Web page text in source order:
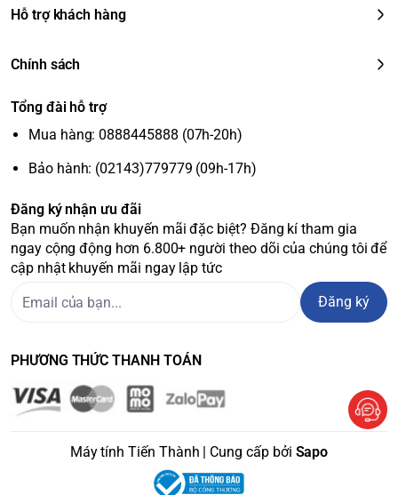
Hỗ trợ khách hàng
Chính sách
Tổng đài hỗ trợ
Mua hàng: 0888445888 (07h-20h)
Bảo hành: (02143)779779 (09h-17h)
Đăng ký nhận ưu đãi
Bạn muốn nhận khuyến mãi đặc biệt? Đăng kí tham gia
ngay cộng động hơn 6.800+ người theo dõi của chúng tôi để
cập nhật khuyến mãi ngay lập tức
Đăng ký
PHƯƠNG THỨC THANH TOÁN
Máy tính Tiến Thành | Cung cấp bởi Sapo